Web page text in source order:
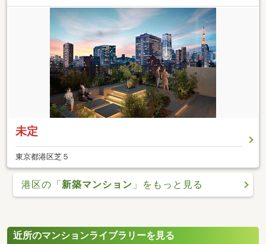
未定
東京都港区芝５
港区の「新築マンション 」をもっと見る
近所のマンションライブラリーを見る